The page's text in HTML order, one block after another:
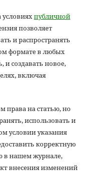
публичной
позволяет
и распространять
формате в любых
и создавать новое,
включая
права на статью, но
использовать и
условии указания
корректную
в нашем журнале,
внесения изменений